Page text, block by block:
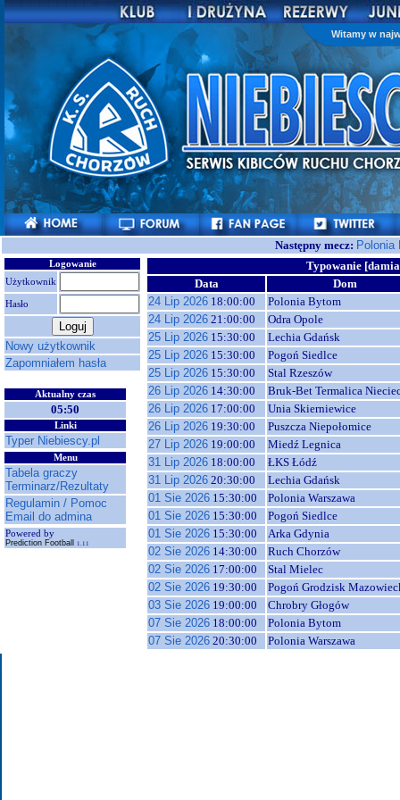
Witamy w
Następny mecz:
Logowanie
Użytkownik
Hasło
Nowy użytkownik
Zapomniałem hasła
Aktualny czas
05:50
Linki
Typer Niebiescy.pl
Menu
Tabela graczy
Terminarz/Rezultaty
Regulamin / Pomoc
Email do admina
Powered by
Prediction Football 1.11
Typowanie
Data
Dom
24 Lip 2026 18:00:00
Polonia Bytom
24 Lip 2026 21:00:00
Odra Opole
25 Lip 2026 15:30:00
Lechia Gdańsk
25 Lip 2026 15:30:00
Pogoń Siedlce
25 Lip 2026 15:30:00
Stal Rzeszów
26 Lip 2026 14:30:00
Bruk-Bet Termalica
26 Lip 2026 17:00:00
Unia Skierniewice
26 Lip 2026 19:30:00
Puszcza Niepołomice
27 Lip 2026 19:00:00
Miedź Legnica
31 Lip 2026 18:00:00
ŁKS Łódź
31 Lip 2026 20:30:00
Lechia Gdańsk
01 Sie 2026 15:30:00
Polonia Warszawa
01 Sie 2026 15:30:00
Pogoń Siedlce
01 Sie 2026 15:30:00
Arka Gdynia
02 Sie 2026 14:30:00
Ruch Chorzów
02 Sie 2026 17:00:00
Stal Mielec
02 Sie 2026 19:30:00
Pogoń Grodzisk
03 Sie 2026 19:00:00
Chrobry Głogów
07 Sie 2026 18:00:00
Polonia Bytom
07 Sie 2026 20:30:00 Polonia Warszawa